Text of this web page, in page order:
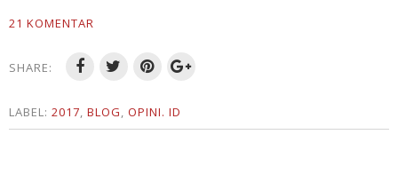
21 KOMENTAR
SHARE:
LABEL: 2017, BLOG, OPINI. ID